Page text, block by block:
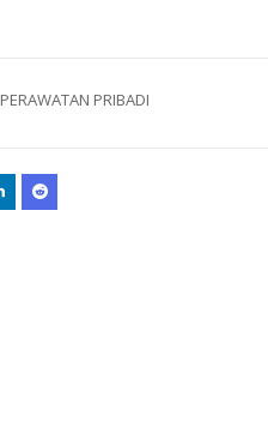
PERAWATAN PRIBADI